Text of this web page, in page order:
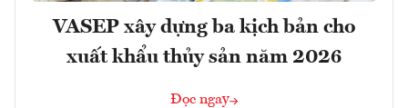
VASEP xây dựng ba kịch bản cho
xuất khẩu thủy sản năm 2026
Đọc ngay